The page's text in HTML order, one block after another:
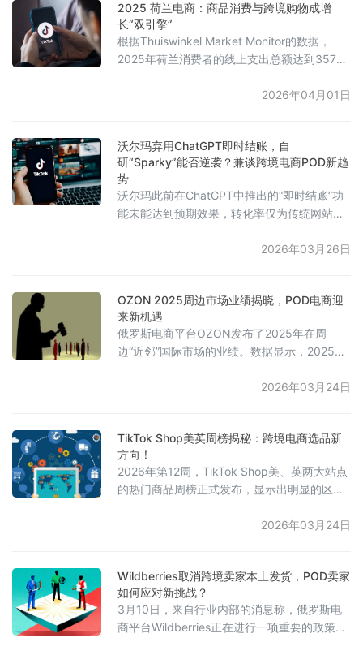
成人员伤亡，但港口作业设备受到一定损坏。
港方表示，受损集装箱内未装危险品，起火原
因仍在调查中。巴塞罗那港作为南欧重要物流
枢纽，2025年预计集装箱
2025 荷兰电商：商品消费与跨境购物成增
长“双引擎”
根据Thuiswinkel Market Monitor的数据，
2025年荷兰消费者的线上支出总额达到357亿
现年度收缩。市场呈现明显的结构性分化：服
品、家用电子产品、食品及日用品以及玩具等
品类表现突出。跨境电商维持强劲态势，跨境
订单数量同比增长9%，达到4480万单，跨
2026年04月01日
沃尔玛弃用ChatGPT即时结账，自
研“Sparky”能否逆袭？兼谈跨境电商POD新趋
势
沃尔玛此前在ChatGPT中推出的“即时结账”功
能未能达到预期效果，转化率仅为传统网站链
题主要在于该功能缺少购物车和交叉销售功
手“Sparky”，该助手能在应用、网站和聊天界
面间同步购物车。使用Sparky的客户平均订单
金额比传统方式高出35%。不过，Sparky目前
仍面临反应迟钝和
2026年03月26日
OZON 2025周边市场业绩揭晓，POD电商迎
来新机遇
俄罗斯电商平台OZON发布了2025年在周
边“近邻”国际市场的业绩。数据显示，2025年
值增长了约1.4倍，其中哈萨克斯坦市场实现了
量也增长了1.5倍。平台表示，2025年其“近
邻”市场业务的发展重点在于扩大产品供应、提
升交付速度以及优化物流效率，并计划在2026
年继续
2026年03月24日
TikTok Shop美英周榜揭秘：跨境电商选品新
方向！
2026年第12周，TikTok Shop美、英两大站点
的热门商品周榜正式发布，显示出明显的区域
中“升华英雄折扣！”以预估GMV 800万至980
洁家电、健康补剂以及体育收藏类商品成为核
心热门，Panini NFL运动交易卡两次登榜，展
示了强劲的消费活力。与此不同，英国站
2026年03月24日
Wildberries取消跨境卖家本土发货，POD卖家
如何应对新挑战？
3月10日，来自行业内部的消息称，俄罗斯电
商平台Wildberries正在进行一项重要的政策调